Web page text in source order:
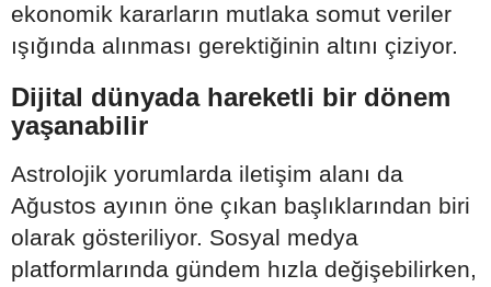
ekonomik kararların mutlaka somut veriler
ışığında alınması gerektiğinin altını çiziyor.
Dijital dünyada hareketli bir dönem
yaşanabilir
Astrolojik yorumlarda iletişim alanı da
Ağustos ayının öne çıkan başlıklarından biri
olarak gösteriliyor. Sosyal medya
platformlarında gündem hızla değişebilirken,